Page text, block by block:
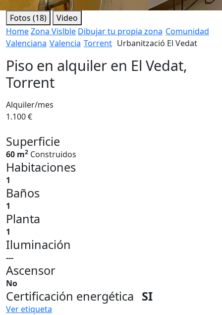
Fotos (18)
Video
HomeZona Vislble Dibujar tu propia zona Comunidad
Valenciana Valencia Torrent Urbanització El Vedat
Piso en alquiler en El Vedat,
Torrent
Alquiler/mes
1.100 €
Superficie
60 m2 Construidos
Habitaciones
1
Baños
1
Planta
1
Iluminación
---
Ascensor
No
Certificación energética SI
Ver etiqueta